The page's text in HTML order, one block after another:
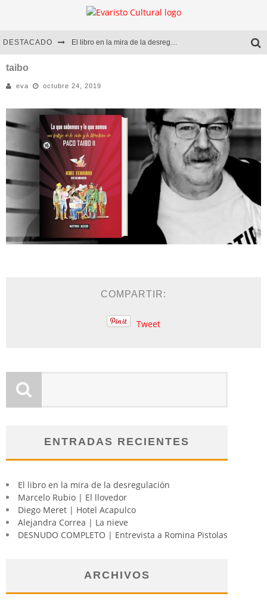
DESTACADO El libro en la mira de la desregulación
Diego Meret | Hotel Acapulco
Alejandra Correa | La nieve
taibo
eva octubre 24, 2019
COMPARTIR:
Tweet
ENTRADAS RECIENTES
El libro en la mira de la desregulación
Marcelo Rubio | El llovedor
Diego Meret | Hotel Acapulco
Alejandra Correa | La nieve
DESNUDO COMPLETO | Entrevista a Romina Pistolas
ARCHIVOS